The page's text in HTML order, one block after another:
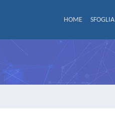
HOME SFOGLIA